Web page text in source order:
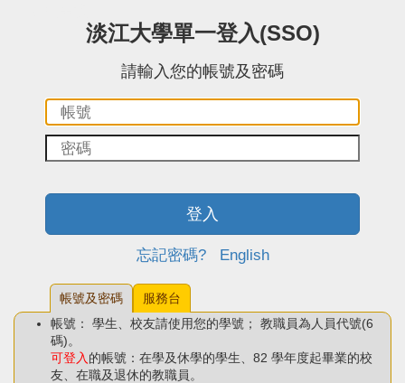
淡江大學單一登入(SSO)
請輸入您的帳號及密碼
碼：
登入
忘記密碼? English
帳號及密碼
服務台
帳號： 學生、校友請使用您的學號； 教職員為人員代號(6
碼)。
可登入 的帳號：在學及休學的學生、82 學年度起畢業的校
友、在職及退休的教職員。